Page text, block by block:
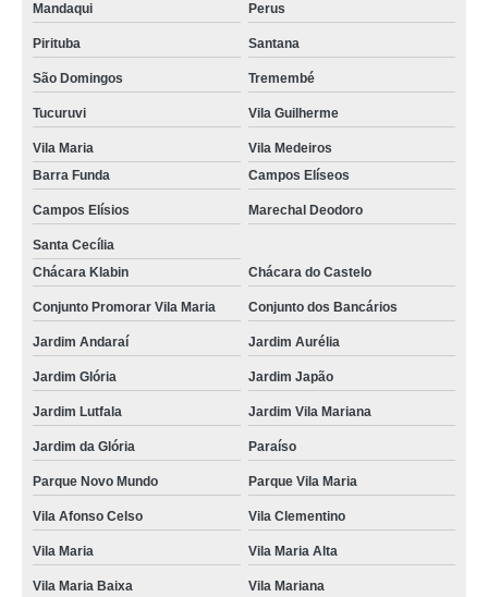
Mandaqui Perus
Pirituba Santana
São Domingos Tremembé
Tucuruvi Vila Guilherme
Vila Maria
Vila Medeiros
Barra Funda
Campos Elíseos
Campos Elísios Marechal Deodoro
Santa Cecília
Chácara Klabin
Chácara do Castelo
Conjunto Promorar Vila Maria Conjunto dos Bancários
Jardim Andaraí Jardim Aurélia
Jardim Glória Jardim Japão
Jardim Lutfala Jardim Vila Mariana
Jardim da Glória Paraíso
Parque Novo Mundo Parque Vila Maria
Vila Afonso Celso Vila Clementino
Vila Maria Vila Maria Alta
Vila Maria Baixa
Vila Mariana